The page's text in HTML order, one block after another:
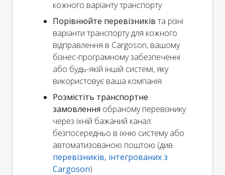
кожного варіанту транспорту
Порівнюйте перевізників та різні
варіанти транспорту для кожного
відправлення в Cargoson, вашому
бізнес-програмному забезпеченні
або будь-якій іншій системі, яку
використовує ваша компанія
Розмістіть транспортне
замовлення обраному перевізнику
через їхній бажаний канал:
безпосередньо в їхню систему або
автоматизованою поштою (див.
перевізників, інтегрованих з
Cargoson)